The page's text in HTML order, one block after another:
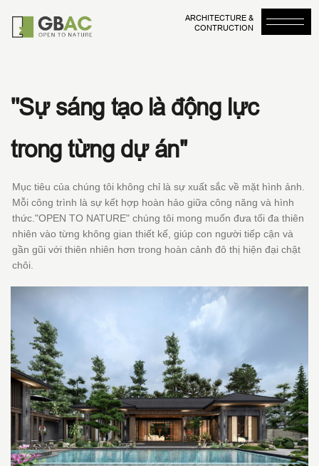
ARCHITECTURE &
CONTRUCTION
''Sự sáng tạo là động lực
trong từng dự án''
Mục tiêu của chúng tôi không chỉ là sự xuất sắc về mặt hình ảnh.
Mỗi công trình là sự kết hợp hoàn hảo giữa công năng và hình
thức."OPEN TO NATURE" chúng tôi mong muốn đưa tối đa thiên
nhiên vào từng không gian thiết kế, giúp con người tiếp cận và
gần gũi với thiên nhiên hơn trong hoàn cảnh đô thị hiện đại chật
chôi.